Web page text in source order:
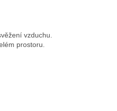
vzduchu.
prostoru.